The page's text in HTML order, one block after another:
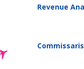
Revenue
Commissaris